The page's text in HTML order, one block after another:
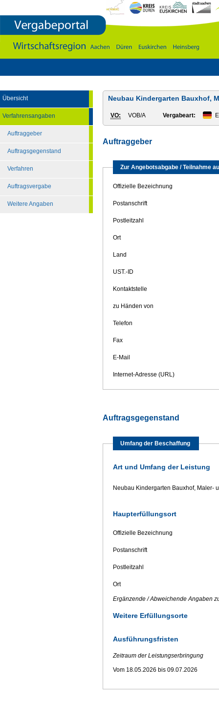
Aachen
DÃ¼ren
Heinsberg
Übersicht
Verfahrensangaben
Auftraggeber
Auftragsgegenstand
Verfahren
Auftragsvergabe
Weitere Angaben
Neubau Kindergarten Bauxhof,
VO: VOB/A Vergabeart:
Auftraggeber
Zur Angebotsabgabe / Teilnahme
Offizielle Bezeichnung
Postanschrift
Postleitzahl
Ort
Land
UST.-ID
Kontaktstelle
zu Händen von
Telefon
Fax
E-Mail
Internet-Adresse (URL)
Auftragsgegenstand
Umfang der Beschaffung
Art und Umfang der Leistung
Neubau Kindergarten Bauxhof, Maler-
Haupterfüllungsort
Offizielle Bezeichnung
Postanschrift
Postleitzahl
Ort
Ergänzende / Abweichende Angaben
Weitere Erfüllungsorte
Ausführungsfristen
Zeitraum der Leistungserbringung
Vom 18.05.2026 bis 09.07.2026